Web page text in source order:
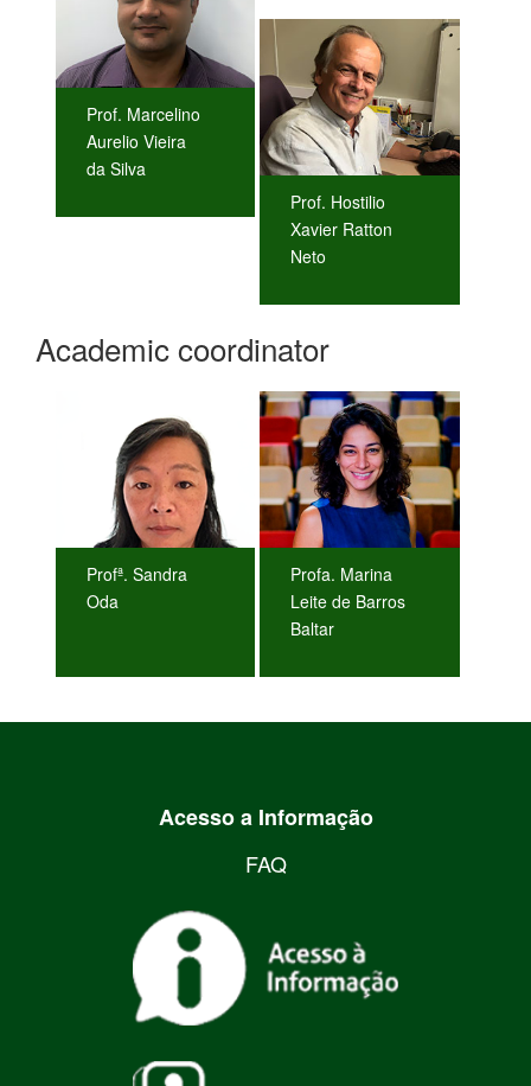
Prof. Marcelino
Aurelio Vieira
da Silva
Prof. Hostilio
Xavier Ratton
Neto
Academic coordinator
Profª. Sandra
Oda
Profa. Marina
Leite de Barros
Baltar
Acesso a Informação
FAQ